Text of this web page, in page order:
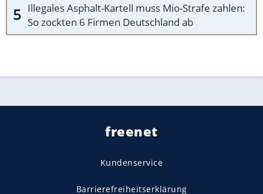
Illegales Asphalt-Kartell muss Mio-Strafe zahlen:
So zockten 6 Firmen Deutschland ab
freenet
Kundenservice
Barrierefreiheitserklärung